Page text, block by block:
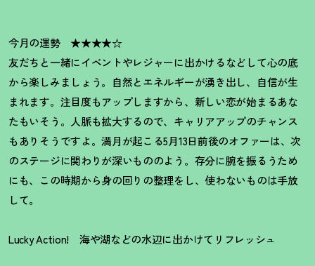
今月の運勢 ★★★★☆
友だちと一緒にイベントやレジャーに出かけるなどして心の底
から楽しみましょう。自然とエネルギーが湧き出し、自信が生
まれます。注目度もアップしますから、新しい恋が始まるあな
たもいそう。人脈も拡大するので、キャリアアップのチャンス
もありそうですよ。満月が起こる5月13日前後のオファーは、次
のステージに関わりが深いもののよう。存分に腕を振るうため
にも、この時期から身の回りの整理をし、使わないものは手放
して。
Lucky Action! 海や湖などの水辺に出かけてリフレッシュ